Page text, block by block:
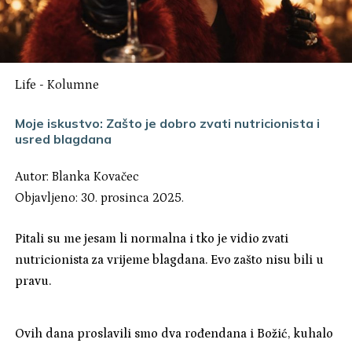
Life -Kolumne
Moje iskustvo: Zašto je dobro zvati nutricionista i
usred blagdana
Autor:Blanka Kovačec
Objavljeno: 30. prosinca 2025.
Pitali su me jesam li normalna i tko je vidio zvati
nutricionista za vrijeme blagdana. Evo zašto nisu bili u
pravu.
Ovih dana proslavili smo dva rođendana i Božić, kuhalo